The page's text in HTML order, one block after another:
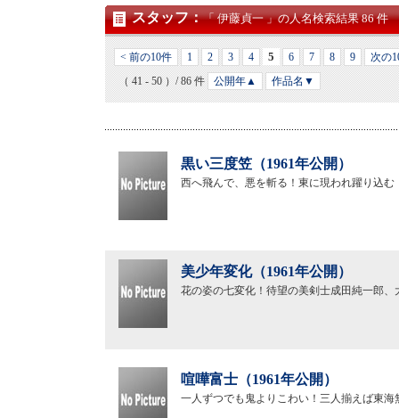
スタッフ：「 伊藤貞一 」の人名検索結果 86 件
< 前の10件 1 2 3 4 5 6 7 8 9
次の
（ 41 - 50 ）/ 86 件
公開年▲ 作品名▼
黒い三度笠（1961年公開）
西へ飛んで、悪を斬る！東に現われ躍り込む
美少年変化（1961年公開）
花の姿の七変化！待望の美剣士成田純一郎
喧嘩富士（1961年公開）
一人ずつでも鬼よりこわい！三人揃えば東海